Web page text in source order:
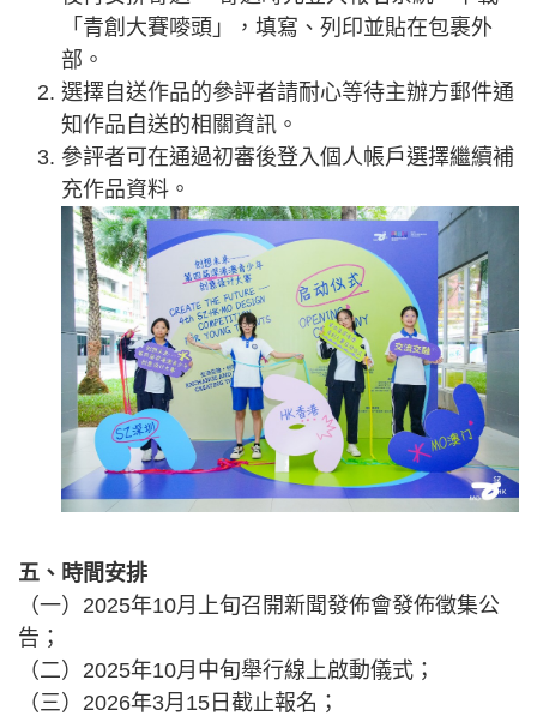
「青創大賽嘜頭」，填寫、列印並貼在包裹外
部。
選擇自送作品的參評者請耐心等待主辦方郵件通
知作品自送的相關資訊。
參評者可在通過初審後登入個人帳戶選擇繼續補
充作品資料。
五、時間安排
（一）2025年10月上旬召開新聞發佈會發佈徵集公
告；
（二）2025年10月中旬舉行線上啟動儀式；
（三）2026年3月15日截止報名；